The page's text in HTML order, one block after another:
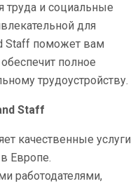
труда и социальные
для
Staff поможет вам
полное
трудоустройству.
Staff
качественные услуги
Европе.
работодателями,